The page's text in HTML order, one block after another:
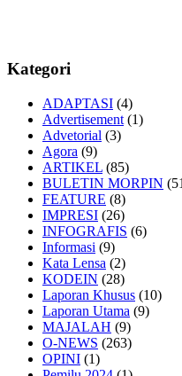
Kategori
ADAPTASI (4)
Advertisement (1)
Advetorial (3)
Agora (9)
ARTIKEL (85)
BULETIN MORPIN
FEATURE (8)
IMPRESI (26)
INFOGRAFIS (6)
Informasi (9)
Kata Lensa (2)
KODEIN (28)
Laporan Khusus (10)
Laporan Utama (9)
MAJALAH (9)
O-NEWS (263)
OPINI (1)